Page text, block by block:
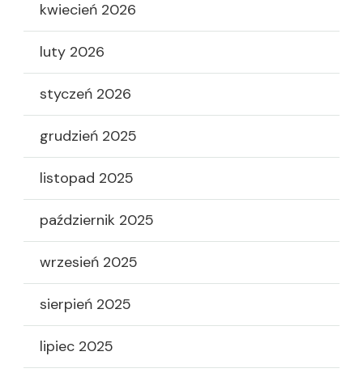
kwiecień 2026
luty 2026
styczeń 2026
grudzień 2025
listopad 2025
październik 2025
wrzesień 2025
sierpień 2025
lipiec 2025